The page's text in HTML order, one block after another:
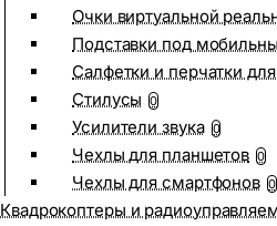
Очки виртуальной
Подставки под
Салфетки и перчатки
Стилусы 0
Усилители звука 0
Чехлы для планшетов 0
Чехлы для смартфонов 0
Квадрокоптеры и